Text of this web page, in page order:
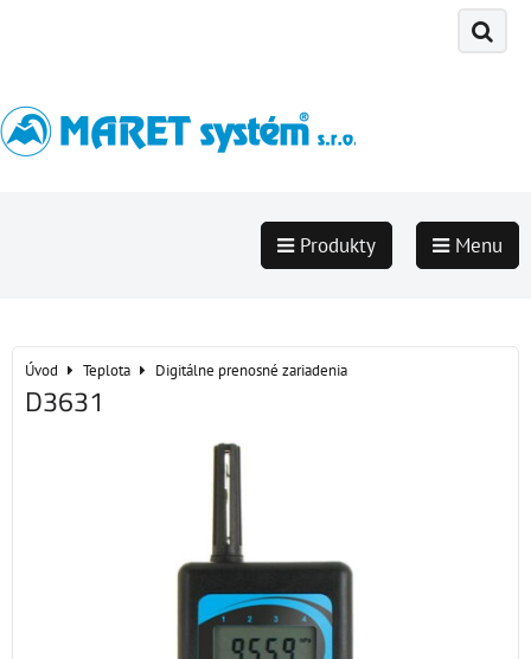
Produkty Menu
Úvod Teplota Digitálne prenosné zariadenia
D3631